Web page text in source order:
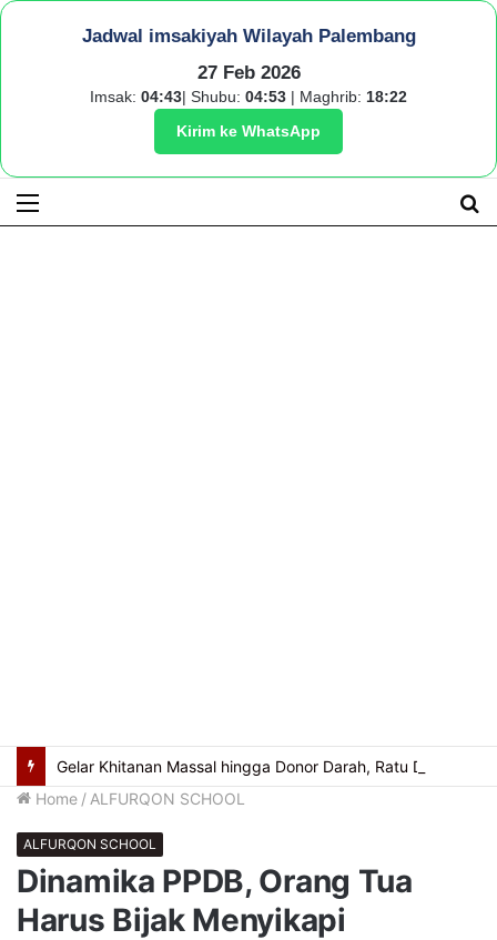
Jadwal imsakiyah Wilayah Palembang
27 Feb 2026
Imsak: 04:43| Shubu: 04:53 | Maghrib: 18:22
Kirim ke WhatsApp
Menu
Home / ALFURQON SCHOOL
ALFURQON SCHOOL
Dinamika PPDB, Orang Tua
Harus Bijak Menyikapi